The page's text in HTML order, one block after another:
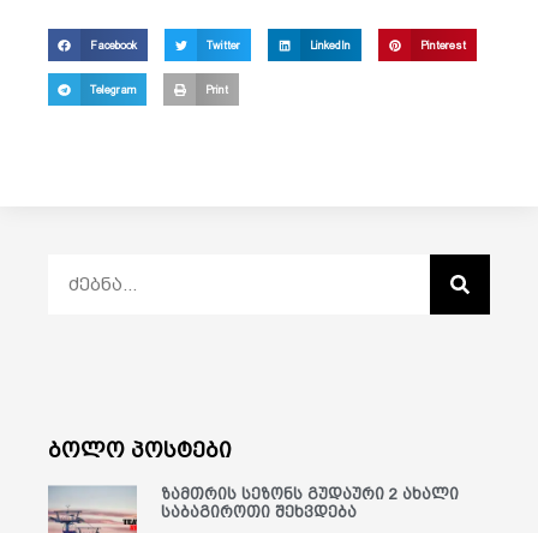
Facebook Twitter LinkedIn Pinterest
Telegram Print
ბოლო პოსტები
ზამთრის სეზონს გუდაური 2 ახალი
საბაგიროთი შეხვდება